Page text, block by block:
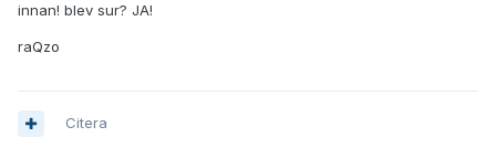
innan! blev sur? JA!
raQzo
Citera